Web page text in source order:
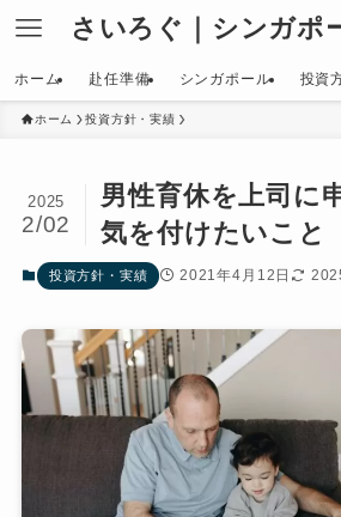
さいろぐ｜シンガポ
ホーム 赴任準備 シンガポール 投資
ホーム 投資方針・実績
男性育休を上司に
気を付けたいこと
2025
2/02
投資方針・実績 2021年4月12日